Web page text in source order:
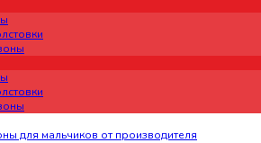
для мальчиков от производителя